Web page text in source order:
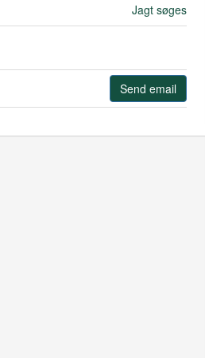
Jagt søges
Send email